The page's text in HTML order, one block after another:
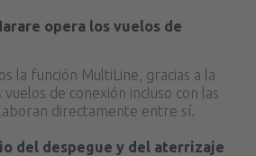
opera los vuelos de
la función MultiLine, gracias a la
de conexión incluso con las
directamente entre sí.
del despegue y del aterrizaje